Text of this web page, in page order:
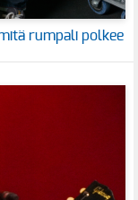
rumpali polkee